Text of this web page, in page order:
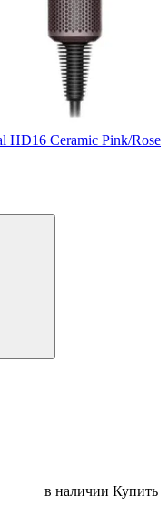
HD16 Ceramic Pink/Rose
в наличии Купить